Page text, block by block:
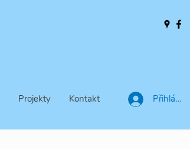
Projekty Kontakt Přihlásit se